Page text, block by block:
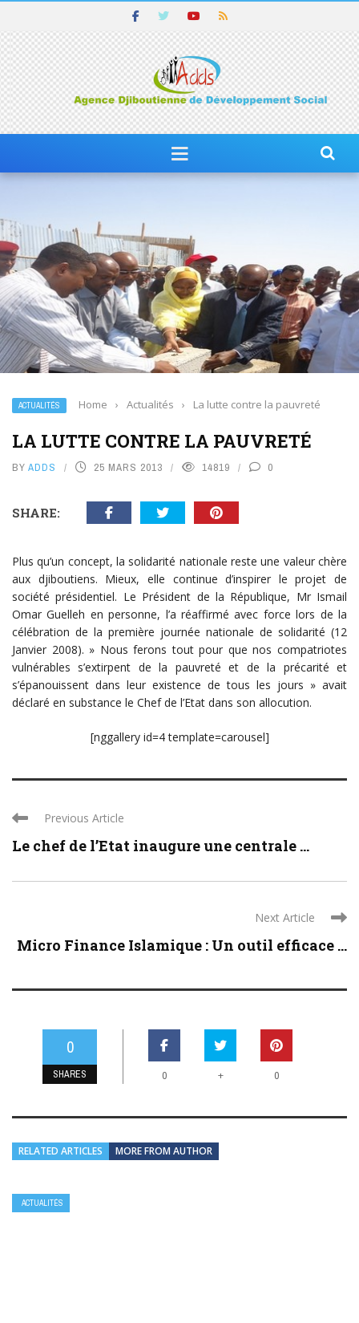
ACTUALITÉS Home › Actualités › La lutte contre la pauvreté
LA LUTTE CONTRE LA PAUVRETÉ
BY ADDS 25 MARS 2013 14819 0
SHARE:
Plus qu’un concept, la solidarité nationale reste une valeur chère
aux djiboutiens. Mieux, elle continue d’inspirer le projet de
société présidentiel. Le Président de la République, Mr Ismail
Omar Guelleh en personne, l’a réaffirmé avec force lors de la
célébration de la première journée nationale de solidarité (12
Janvier 2008). » Nous ferons tout pour que nos compatriotes
vulnérables s’extirpent de la pauvreté et de la précarité et
s’épanouissent dans leur existence de tous les jours » avait
déclaré en substance le Chef de l’Etat dans son allocution.
[nggallery id=4 template=carousel]
Previous Article
Le chef de l’Etat inaugure une centrale ...
Next Article
Micro Finance Islamique : Un outil efficace ...
0
SHARES 0 + 0
RELATED ARTICLES MORE FROM AUTHOR
ACTUALITÉS